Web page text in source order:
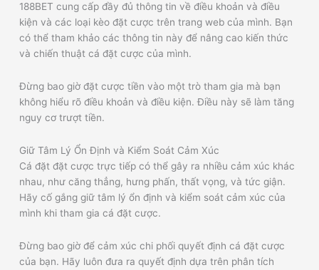
188BET cung cấp đầy đủ thông tin về điều khoản và điều
kiện và các loại kèo đặt cược trên trang web của mình. Bạn
có thể tham khảo các thông tin này để nâng cao kiến thức
và chiến thuật cá đặt cược của mình.
Đừng bao giờ đặt cược tiền vào một trò tham gia mà bạn
không hiểu rõ điều khoản và điều kiện. Điều này sẽ làm tăng
nguy cơ trượt tiền.
Giữ Tâm Lý Ổn Định và Kiểm Soát Cảm Xúc
Cá đặt đặt cược trực tiếp có thể gây ra nhiều cảm xúc khác
nhau, như căng thẳng, hưng phấn, thất vọng, và tức giận.
Hãy cố gắng giữ tâm lý ổn định và kiểm soát cảm xúc của
mình khi tham gia cá đặt cược.
Đừng bao giờ để cảm xúc chi phối quyết định cá đặt cược
của bạn. Hãy luôn đưa ra quyết định dựa trên phân tích